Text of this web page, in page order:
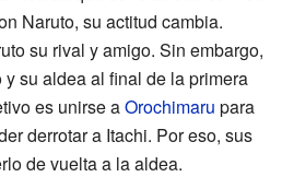
Naruto, su actitud cambia.
su rival y amigo. Sin embargo,
su aldea al final de la primera
es unirse aOrochimaru para
derrotar a Itachi. Por eso, sus
de vuelta a la aldea.